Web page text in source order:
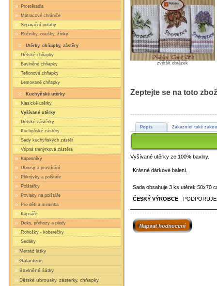
Prostěradla
Matracové chrániče
Separační potahy
Ručníky, osušky, žínky
Utěrky, chňapky, zástěry
Dětské chňapky
Bavlněné chňapky
Teflonové chňapky
Lemované chňapky
Kuchyňské utěrky
Klasické utěrky
Vyšívané utěrky
Dětské zástěrky
Kuchyňské zástěry
Sady kuchyňských zástěr
Vtipná trenýrková zástěra
Kapesníky
Ubrusy a prostírání
Přikrývky a polštáře
Polštářky
Povlaky na polštáře
Pro děti a miminka
Kapsáře
Deky, přehozy a plédy
Rohožky - koberečky
Sedáky
Metráž látky
Galanterie
Bavlněné šátky
Dětské ubrousky, zásterky, chňapky
zvětšit obrázek
Zeptejte se na toto
Popis Zákazníci také
Vyšívané utěrky ze 100% bavlny.
Krásné dárkové balení.
Sada obsahuje 3 ks utěrek 50x70
ČESKÝ VÝROBCE-